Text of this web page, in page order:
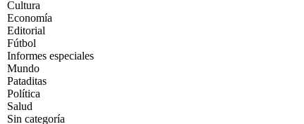
Cultura
Economía
Editorial
Fútbol
Informes especiales
Mundo
Pataditas
Política
Salud
Sin categoría